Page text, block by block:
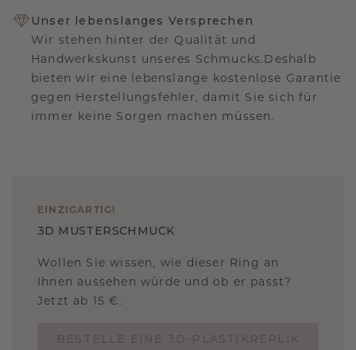
Unser lebenslanges Versprechen
Wir stehen hinter der Qualität und
Handwerkskunst unseres Schmucks.Deshalb
bieten wir eine lebenslange kostenlose Garantie
gegen Herstellungsfehler, damit Sie sich für
immer keine Sorgen machen müssen.
EINZIGARTIG !
3D MUSTERSCHMUCK
Wollen Sie wissen, wie dieser Ring an
Ihnen aussehen würde und ob er passt?
Jetzt ab 15 €.